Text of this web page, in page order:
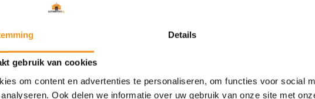
Details
gebruik van cookies
om content en advertenties te personaliseren, om functies voor social
Ook delen we informatie over uw gebruik van onze site met